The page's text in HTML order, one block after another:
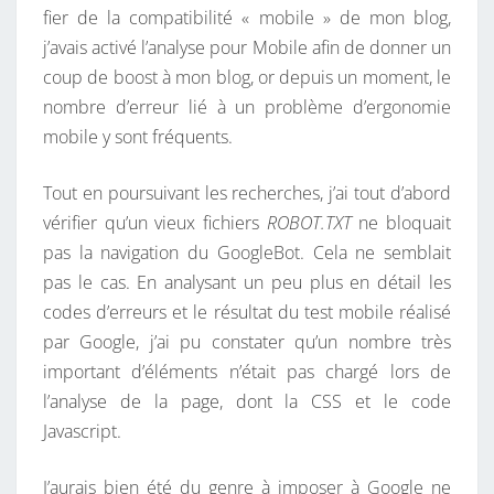
fier de la compatibilité « mobile » de mon blog,
j’avais activé l’analyse pour Mobile afin de donner un
coup de boost à mon blog, or depuis un moment, le
nombre d’erreur lié à un problème d’ergonomie
mobile y sont fréquents.
Tout en poursuivant les recherches, j’ai tout d’abord
vérifier qu’un vieux fichiers ROBOT.TXTne bloquait
pas la navigation du GoogleBot. Cela ne semblait
pas le cas. En analysant un peu plus en détail les
codes d’erreurs et le résultat du test mobile réalisé
par Google, j’ai pu constater qu’un nombre très
important d’éléments n’était pas chargé lors de
l’analyse de la page, dont la CSS et le code
Javascript.
J’aurais bien été du genre à imposer à Google ne